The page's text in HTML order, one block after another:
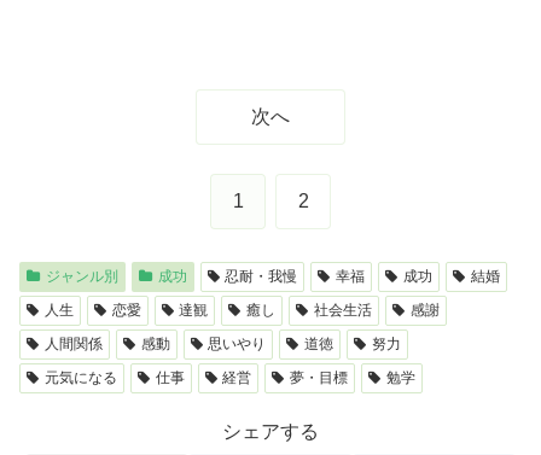
次へ
1 2
ジャンル別 成功 忍耐・我慢 幸福 成功
結婚
人生
恋愛 達観 癒し 社会生活
感謝
人間関係
感動 思いやり 道徳
努力
元気になる
仕事 経営 夢・目標 勉学
シェアする